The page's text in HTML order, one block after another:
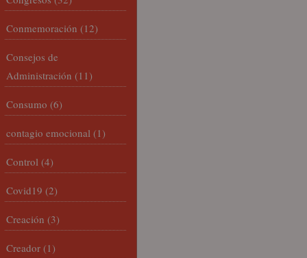
Conmemoración (12)
Consejos de
Administración (11)
Consumo (6)
contagio emocional (1)
Control (4)
Covid19 (2)
Creación (3)
Creador (1)